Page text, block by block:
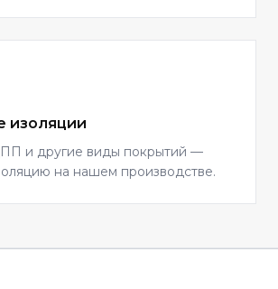
изоляции
и другие виды покрытий —
на нашем производстве.